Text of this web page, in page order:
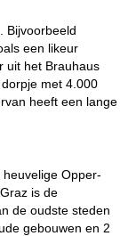
Bijvoorbeeld
een likeur
uit het Brauhaus
met 4.000
heeft een lange
Opper-
is de
de oudste steden
gebouwen en 2